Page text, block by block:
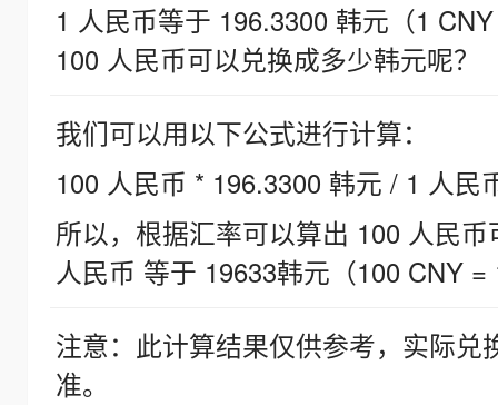
1 人民币等于 196.3300 韩元（1
100 人民币可以兑换成多少韩元呢？
我们可以用以下公式进行计算：
100 人民币 * 196.3300 韩元 / 1 人民
所以，根据汇率可以算出 100 人民
人民币 等于 19633韩元（100 CNY =
注意：此计算结果仅供参考，实际
准。